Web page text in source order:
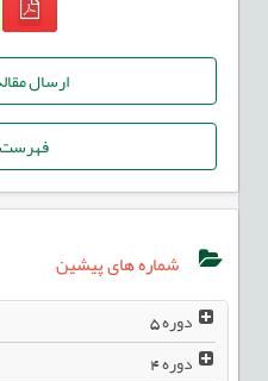
ارسال
فهرست
شماره های پیشین
دوره5
دوره4